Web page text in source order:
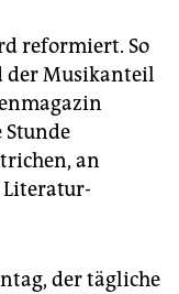
reformiert. So
der Musikanteil
an
Literatur-
der tägliche